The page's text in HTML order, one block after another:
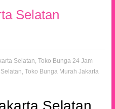
Selatan
Selatan, Toko Bunga 24 Jam
, Toko Bunga Murah Jakarta
Selatan